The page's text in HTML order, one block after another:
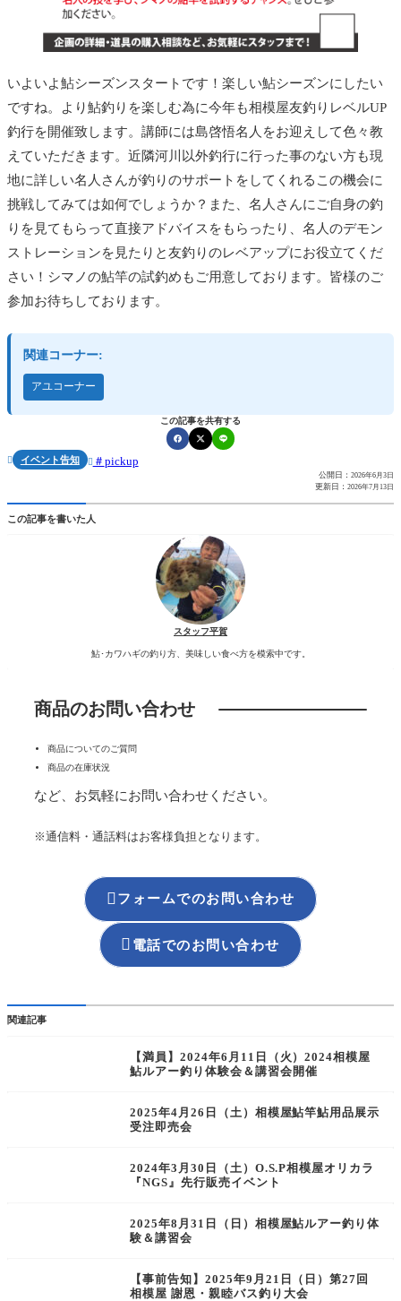
いよいよ鮎シーズンスタートです！楽しい鮎シーズンにしたい
ですね。より鮎釣りを楽しむ為に今年も相模屋友釣りレベルUP
釣行を開催致します。講師には島啓悟名人をお迎えして色々教
えていただきます。近隣河川以外釣行に行った事のない方も現
地に詳しい名人さんが釣りのサポートをしてくれるこの機会に
挑戦してみては如何でしょうか？また、名人さんにご自身の釣
りを見てもらって直接アドバイスをもらったり、名人のデモン
ストレーションを見たりと友釣りのレベアップにお役立てくだ
さい！シマノの鮎竿の試釣めもご用意しております。皆様のご
参加お待ちしております。
関連コーナー:
アユコーナー
この記事を共有する
 イベント告知  pickup
公開日： 2026年6月3日
更新日： 2026年7月13日
この記事を書いた人
スタッフ平賀
鮎･カワハギの釣り方、美味しい食べ方を模索中です。
商品のお問い合わせ
商品についてのご質問
商品の在庫状況
など、お気軽にお問い合わせください。
※通信料・通話料はお客様負担となります。
フォームでのお問い合わせ
 電話でのお問い合わせ
関連記事
【満員】2024年6月11日（火）2024相模屋
鮎ルアー釣り体験会＆講習会開催
2025年4月26日（土）相模屋鮎竿鮎用品展示
受注即売会
2024年3月30日（土）O.S.P相模屋オリカラ
『NGS』先行販売イベント
2025年8月31日（日）相模屋鮎ルアー釣り体
験＆講習会
【事前告知】2025年9月21日（日）第27回
相模屋 謝恩・親睦バス釣り大会